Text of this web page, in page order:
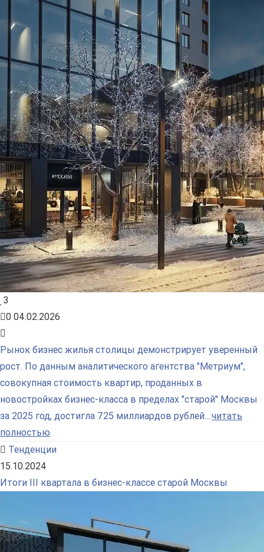
3
0 04.02.2026
Рынок бизнес жилья столицы демонстрирует уверенный
рост. По данным аналитического агентства "Метриум",
совокупная стоимость квартир, проданных в
новостройках бизнес-класса в пределах "старой" Москвы
за 2025 год, достигла 725 миллиардов рублей....читать
полностью
Тенденции
15.10.2024
Итоги III квартала в бизнес-классе старой Москвы